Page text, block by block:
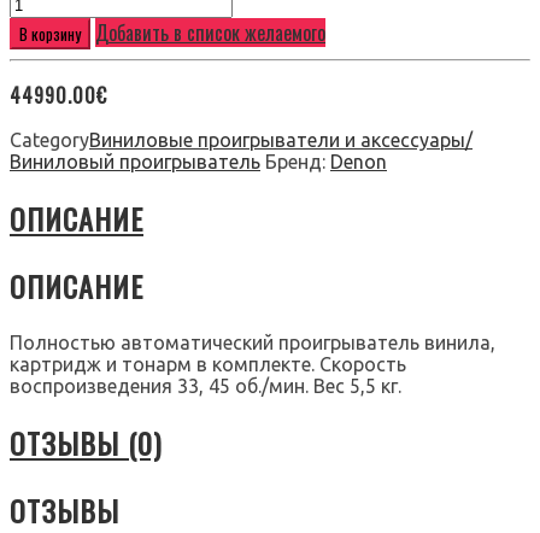
В корзину Добавить в список желаемого
44990.00€
CategoryВиниловые проигрыватели и аксессуары/
Виниловый проигрыватель Бренд: Denon
ОПИСАНИЕ
ОПИСАНИЕ
Полностью автоматический проигрыватель винила,
картридж и тонарм в комплекте. Скорость
воспроизведения 33, 45 об./мин. Вес 5,5 кг.
ОТЗЫВЫ (0)
ОТЗЫВЫ